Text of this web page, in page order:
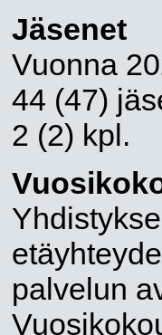
Jäsenet
Vuonna
44 (47)
2 (2) kpl.
palvelun